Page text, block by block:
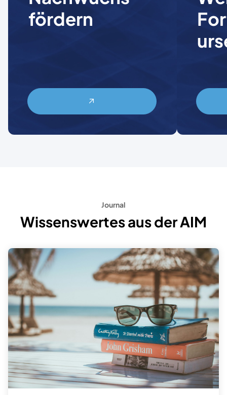
fördern
Journal
Wissenswertes aus der AIM